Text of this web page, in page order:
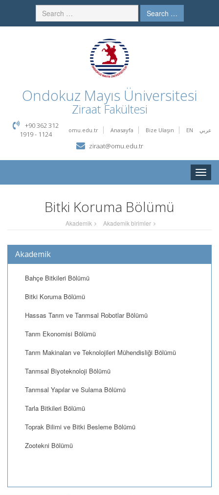
Search …
Ondokuz Mayıs Üniversitesi
Ziraat Fakültesi
omu.edu.tr Anasayfa Bize Ulaşın EN عربي
+90 362 312
1919 - 1124
ziraat@omu.edu.tr
Toggle
Bitki Koruma Bölümü
Akademik Akademik birimler
Akademik
Bahçe Bitkileri Bölümü
Bitki Koruma Bölümü
Hassas Tarım ve Tarımsal Robotlar Bölümü
Tarım Ekonomisi Bölümü
Tarım Makinaları ve Teknolojileri Mühendisliği Bölümü
Tarımsal Biyoteknoloji Bölümü
Tarımsal Yapılar ve Sulama Bölümü
Tarla Bitkileri Bölümü
Toprak Bilimi ve Bitki Besleme Bölümü
Zootekni Bölümü